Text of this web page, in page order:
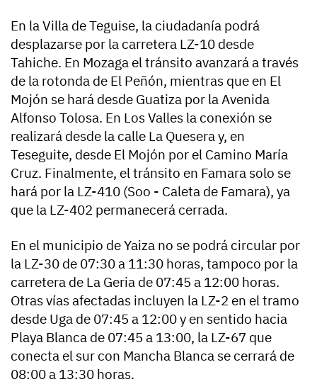
En la Villa de Teguise, la ciudadanía podrá
desplazarse por la carretera LZ-10 desde
Tahiche. En Mozaga el tránsito avanzará a través
de la rotonda de El Peñón, mientras que en El
Mojón se hará desde Guatiza por la Avenida
Alfonso Tolosa. En Los Valles la conexión se
realizará desde la calle La Quesera y, en
Teseguite, desde El Mojón por el Camino María
Cruz. Finalmente, el tránsito en Famara solo se
hará por la LZ-410 (Soo - Caleta de Famara), ya
que la LZ-402 permanecerá cerrada.
En el municipio de Yaiza no se podrá circular por
la LZ-30 de 07:30 a 11:30 horas, tampoco por la
carretera de La Geria de 07:45 a 12:00 horas.
Otras vías afectadas incluyen la LZ-2 en el tramo
desde Uga de 07:45 a 12:00 y en sentido hacia
Playa Blanca de 07:45 a 13:00, la LZ-67 que
conecta el sur con Mancha Blanca se cerrará de
08:00 a 13:30 horas.